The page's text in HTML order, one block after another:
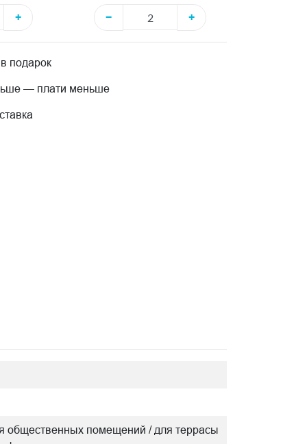
+
−
+
подарок
— плати меньше
общественных помещений / для террасы